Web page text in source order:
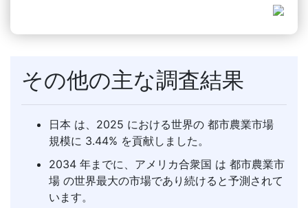
その他の主な調査結果
日本 は、2025 における世界の 都市農業市場
規模に 3.44% を貢献しました。
2034 年までに、アメリカ合衆国 は 都市農業市
場 の世界最大の市場であり続けると予測されて
います。